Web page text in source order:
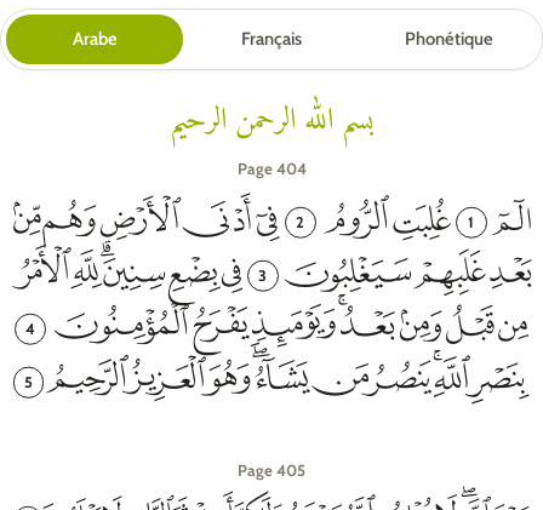
Arabe Français Phonétique
بسم الله الرحمن الرحيم
Page 404
1
2
3
4
5
Page 405